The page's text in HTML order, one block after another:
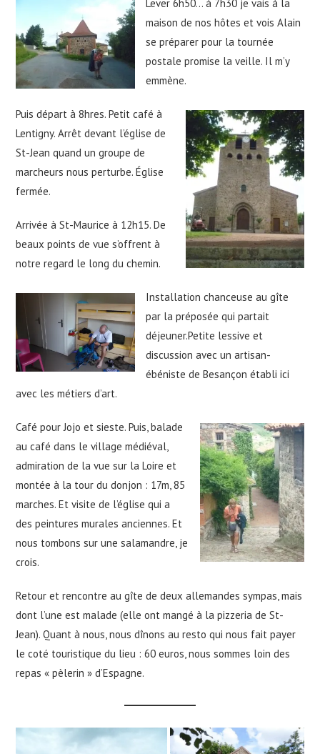
Lever 6h50… à 7h30 je vais à la
maison de nos hôtes et vois Alain
se préparer pour la tournée
postale promise la veille. Il m’y
emmène.
Puis départ à 8hres. Petit café à
Lentigny. Arrêt devant l’église de
St-Jean quand un groupe de
marcheurs nous perturbe. Église
fermée.
Arrivée à St-Maurice à 12h15. De
beaux points de vue s’offrent à
notre regard le long du chemin.
Installation chanceuse au gîte
par la préposée qui partait
déjeuner.Petite lessive et
discussion avec un artisan-
ébéniste de Besançon établi ici
avec les métiers d’art.
Café pour Jojo et sieste. Puis, balade
au café dans le village médiéval,
admiration de la vue sur la Loire et
montée à la tour du donjon : 17m, 85
marches. Et visite de l’église qui a
des peintures murales anciennes. Et
nous tombons sur une salamandre, je
crois.
Retour et rencontre au gîte de deux allemandes sympas, mais
dont l’une est malade (elle ont mangé à la pizzeria de St-
Jean). Quant à nous, nous dînons au resto qui nous fait payer
le coté touristique du lieu : 60 euros, nous sommes loin des
repas « pèlerin » d’Espagne.